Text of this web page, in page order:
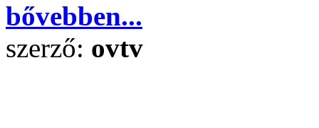
bővebben...
szerző: ovtv